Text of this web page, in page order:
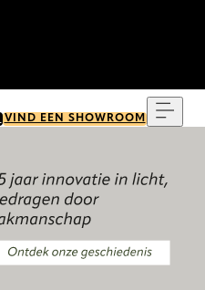
VIND EEN SHOWROOM